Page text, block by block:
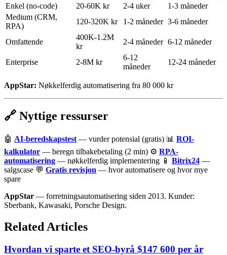
Enkel (no-code)
20-60K kr 2-4 uker
1-3 måneder
Medium (CRM,
RPA)
120-320K kr 1-2 måneder 3-6 måneder
Omfattende
400K-1.2M
kr
2-4 måneder 6-12 måneder
Enterprise 2-8M kr
6-12
måneder
12-24 måneder
AppStar: Nøkkelferdig automatisering fra 80 000 kr
🔗 Nyttige ressurser
🤖 AI-beredskapstest — vurder potensial (gratis) 📊 ROI-
kalkulator — beregn tilbakebetaling (2 min) ⚙️ RPA-
automatisering — nøkkelferdig implementering 📱 Bitrix24 —
salgscase 💬 Gratis revisjon — hvor automatisere og hvor mye
spare
AppStar — forretningsautomatisering siden 2013. Kunder:
Sberbank, Kawasaki, Porsche Design.
Related Articles
Hvordan vi sparte et SEO-byrå $147 600 per år